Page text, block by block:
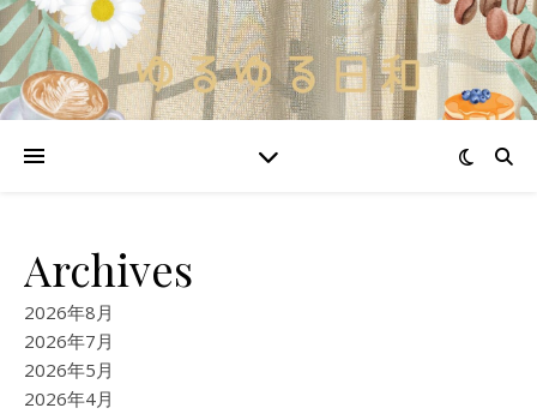
Archives
2026年8月
2026年7月
2026年5月
2026年4月